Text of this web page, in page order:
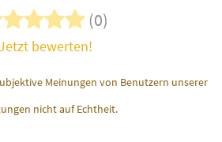
(0)
bewerten!
Meinungen von Benutzern unserer
nicht auf Echtheit.